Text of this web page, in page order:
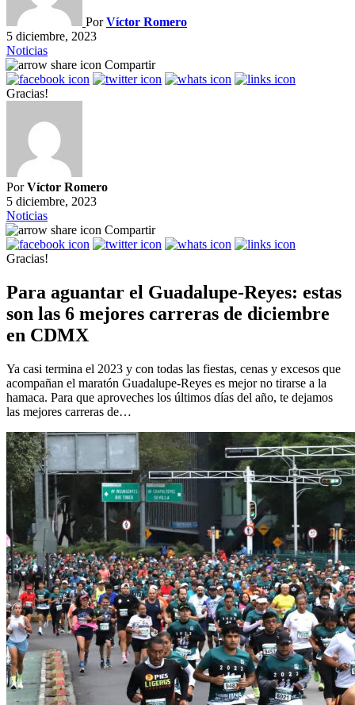
PorVíctor Romero
5 diciembre, 2023
Noticias
Compartir
Gracias!
PorVíctor Romero
5 diciembre, 2023
Noticias
Compartir
Gracias!
Para aguantar el Guadalupe-Reyes: estas
son las 6 mejores carreras de diciembre
en CDMX
Ya casi termina el 2023 y con todas las fiestas, cenas y excesos que
acompañan el maratón Guadalupe-Reyes es mejor no tirarse a la
hamaca. Para que aproveches los últimos días del año, te dejamos
las mejores carreras de…